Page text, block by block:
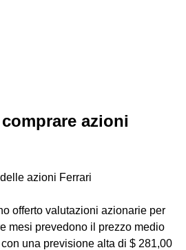
azioni
azioni Ferrari
offerto valutazioni azionarie per
mesi prevedono il prezzo medio
una previsione alta di $ 281,00